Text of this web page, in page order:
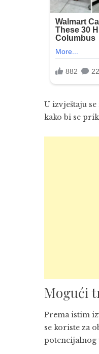
U izvještaju
kako bi se
Mogući
Prema istim
se koriste za
potencijalnog